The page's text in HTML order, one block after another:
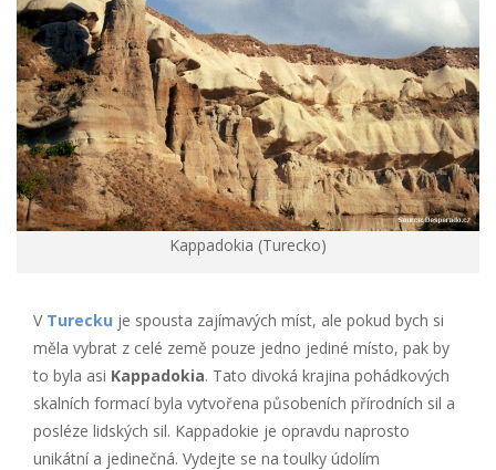
Kappadokia (Turecko)
V Turecku je spousta zajímavých míst, ale pokud bych si
měla vybrat z celé země pouze jedno jediné místo, pak by
to byla asi Kappadokia. Tato divoká krajina pohádkových
skalních formací byla vytvořena působeních přírodních sil a
posléze lidských sil. Kappadokie je opravdu naprosto
unikátní a jedinečná. Vydejte se na toulky údolím